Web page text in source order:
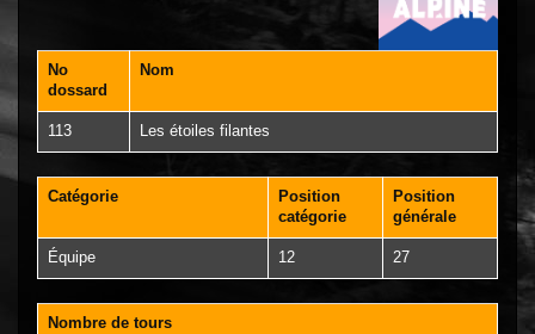
No
dossard
Nom
113 Les étoiles filantes
Catégorie
Position
catégorie
Position
générale
Équipe 12 27
Nombre de tours